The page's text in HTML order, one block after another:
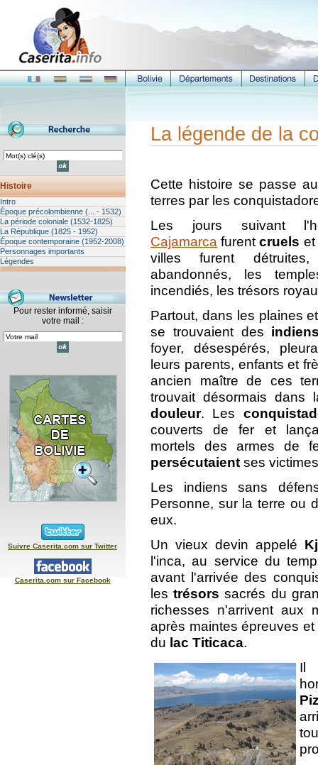
Histoire
Intro
Époque précolombienne (... - 1532)
La période coloniale (1532-1825)
La République (1825 - 1952)
Époque contemporaine (1952-2008)
Personnages importants
Légendes
Pour rester informé, saisir
votre mail :
Suivre Caserita.com sur Twitter
Caserita.com sur Facebook
La légende de la
Cette histoire se passe au
terres par les
Les jours suivant
Cajamarca furentcruels et
villes furent
abandonnés, les
incendiés, les trésors
Partout, dans les plaines
se trouvaient des
foyer, désespérés,
leurs parents, enfants et
ancien maître de ces
trouvait désormais dans
douleur. Les
couverts de fer et
mortels des armes de
persécutaient ses
Les indiens sans
Personne, sur la terre ou
eux.
Un vieux devin appelé
l'inca, au service du
avant l'arrivée des
lestrésors sacrés du
richesses n'arrivent aux
après maintes épreuves
du lac Titicaca.
Il